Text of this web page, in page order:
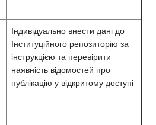
Індивідуально внести дані до
Інституційного репозиторію за
інструкцією та перевірити
наявність відомостей про
публікацію у відкритому доступі